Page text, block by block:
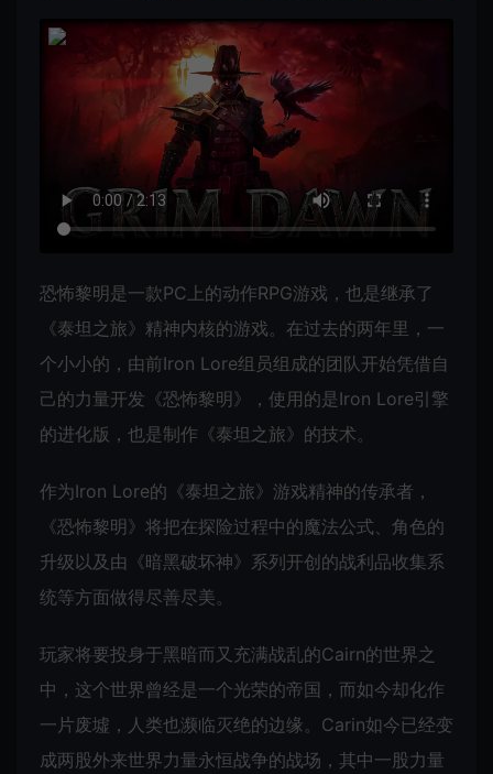
恐怖黎明是一款PC上的动作RPG游戏，也是继承了
《泰坦之旅》精神内核的游戏。在过去的两年里，一
个小小的，由前Iron Lore组员组成的团队开始凭借自
己的力量开发《恐怖黎明》，使用的是Iron Lore引擎
的进化版，也是制作《泰坦之旅》的技术。
作为Iron Lore的《泰坦之旅》游戏精神的传承者，
《恐怖黎明》将把在探险过程中的魔法公式、角色的
升级以及由《暗黑破坏神》系列开创的战利品收集系
统等方面做得尽善尽美。
玩家将要投身于黑暗而又充满战乱的Cairn的世界之
中，这个世界曾经是一个光荣的帝国，而如今却化作
一片废墟，人类也濒临灭绝的边缘。Carin如今已经变
成两股外来世界力量永恒战争的战场，其中一股力量